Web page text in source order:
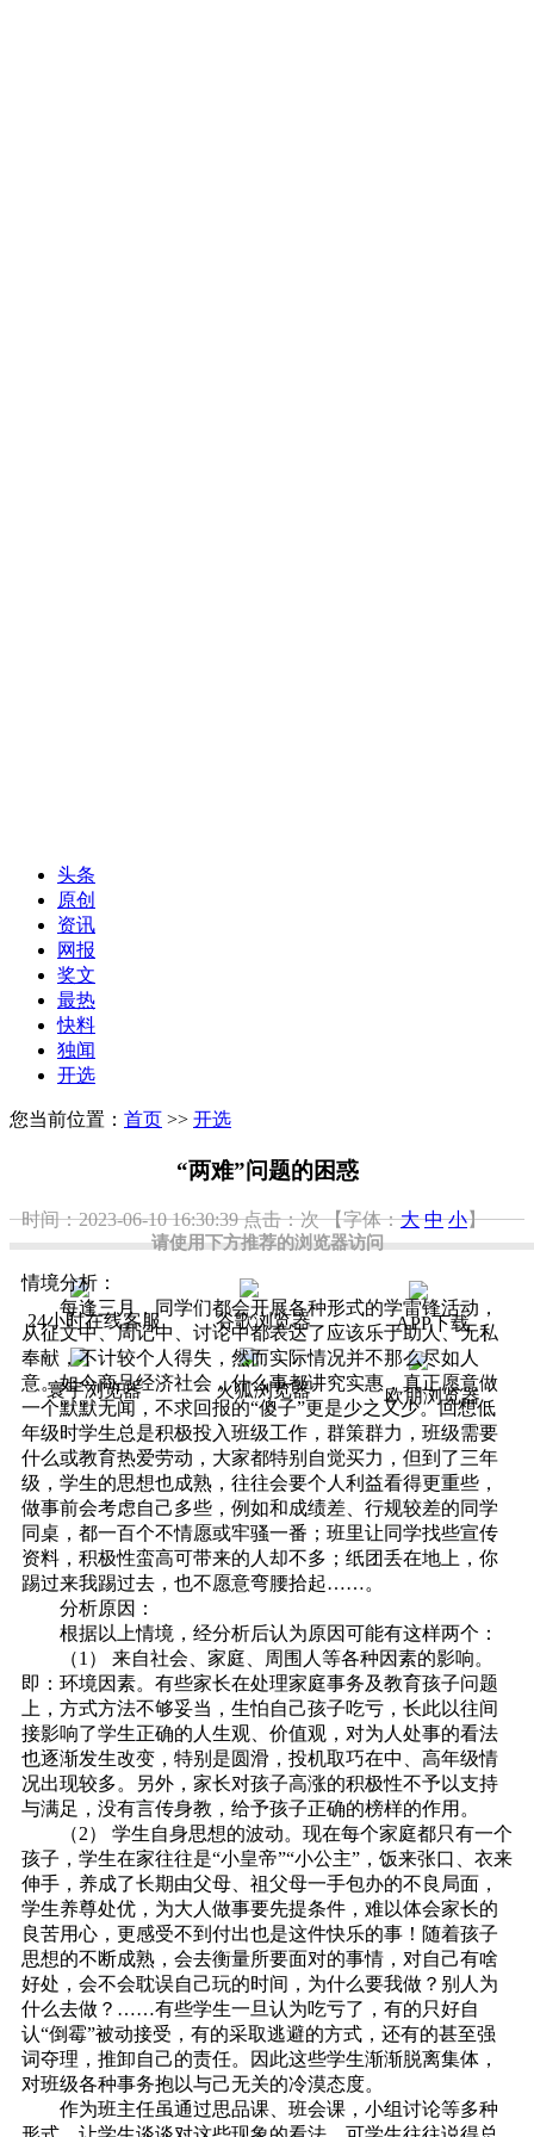
请使用下方推荐的浏览器访问
24小时在线客服 谷歌浏览器 APP下载
寰宇浏览器 火狐浏览器 欧朋浏览器
头条
原创
资讯
网报
奖文
最热
快料
独闻
开选
您当前位置： 首页 >> 开选
“两难”问题的困惑
时间：2023-06-10 16:30:39点击：次 【字体：大 中 小】
情境分析：
每逢三月，同学们都会开展各种形式的学雷锋活动，
从征文中、周记中、讨论中都表达了应该乐于助人、无私
奉献，不计较个人得失，然而实际情况并不那么尽如人
意。如今商品经济社会，什么事都讲究实惠，真正愿意做
一个默默无闻，不求回报的“傻子”更是少之又少。回想低
年级时学生总是积极投入班级工作，群策群力，班级需要
什么或教育热爱劳动，大家都特别自觉买力，但到了三年
级，学生的思想也成熟，往往会要个人利益看得更重些，
做事前会考虑自己多些，例如和成绩差、行规较差的同学
同桌，都一百个不情愿或牢骚一番；班里让同学找些宣传
资料，积极性蛮高可带来的人却不多；纸团丢在地上，你
踢过来我踢过去，也不愿意弯腰拾起……。
分析原因：
根据以上情境，经分析后认为原因可能有这样两个：
（1） 来自社会、家庭、周围人等各种因素的影响。
即：环境因素。有些家长在处理家庭事务及教育孩子问题
上，方式方法不够妥当，生怕自己孩子吃亏，长此以往间
接影响了学生正确的人生观、价值观，对为人处事的看法
也逐渐发生改变，特别是圆滑，投机取巧在中、高年级情
况出现较多。另外，家长对孩子高涨的积极性不予以支持
与满足，没有言传身教，给予孩子正确的榜样的作用。
（2） 学生自身思想的波动。现在每个家庭都只有一个
孩子，学生在家往往是“小皇帝”“小公主”，饭来张口、衣来
伸手，养成了长期由父母、祖父母一手包办的不良局面，
学生养尊处优，为大人做事要先提条件，难以体会家长的
良苦用心，更感受不到付出也是这件快乐的事！随着孩子
思想的不断成熟，会去衡量所要面对的事情，对自己有啥
好处，会不会耽误自己玩的时间，为什么要我做？别人为
什么去做？……有些学生一旦认为吃亏了，有的只好自
认“倒霉”被动接受，有的采取逃避的方式，还有的甚至强
词夺理，推卸自己的责任。因此这些学生渐渐脱离集体，
对班级各种事务抱以与己无关的冷漠态度。
作为班主任虽通过思品课、班会课，小组讨论等多种